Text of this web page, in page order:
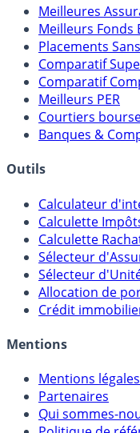
Meilleures
Meilleurs Fonds
Placements
Comparatif
Comparatif
Meilleurs PER
Courtiers
Calculateur
Calculette
Calculette
Sélecteur
Sélecteur
Allocation de
Mentions
Partenaires